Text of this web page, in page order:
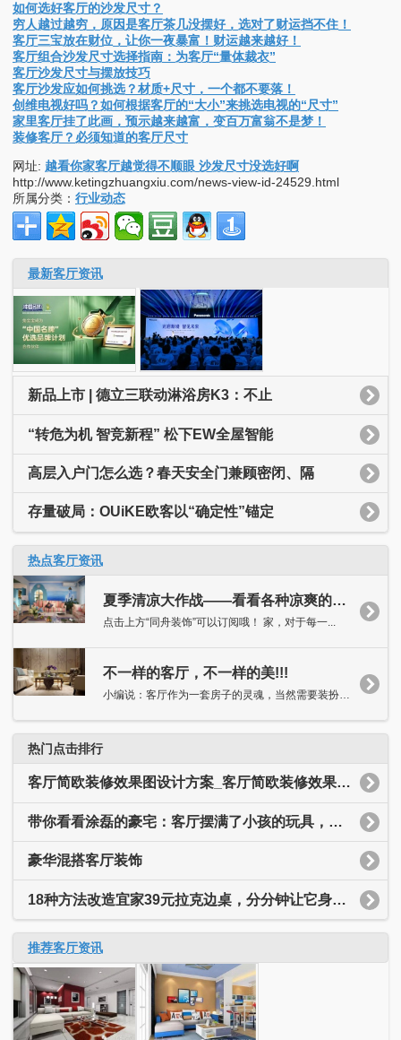
如何选好客厅的沙发尺寸？
穷人越过越穷，原因是客厅茶几没摆好，选对了财运挡不住！
客厅三宝放在财位，让你一夜暴富！财运越来越好！
客厅组合沙发尺寸选择指南：为客厅“量体裁衣”
客厅沙发尺寸与摆放技巧
客厅沙发应如何挑选？材质+尺寸，一个都不要落！
创维电视好吗？如何根据客厅的“大小”来挑选电视的“尺寸”
家里客厅挂了此画，预示越来越富，变百万富翁不是梦！
装修客厅？必须知道的客厅尺寸
网址: 越看你家客厅越觉得不顺眼 沙发尺寸没选好啊
http://www.ketingzhuangxiu.com/news-view-id-24529.html
所属分类： 行业动态
最新客厅资讯
新品上市 | 德立三联动淋浴房K3：不止
“转危为机 智竞新程” 松下EW全屋智能
高层入户门怎么选？春天安全门兼顾密闭、隔
存量破局：OUiKE欧客以“确定性”锚定
热点客厅资讯
夏季清凉大作战——看看各种凉爽的客厅吧！
点击上方“同舟装饰”可以订阅哦！ 家，对于每一...
不一样的客厅，不一样的美!!!
小编说：客厅作为一套房子的灵魂，当然需要装扮得独具特色，抑或...
热门点击排行
客厅简欧装修效果图设计方案_客厅简欧装修效果图大全
带你看看涂磊的豪宅：客厅摆满了小孩的玩具，装修简约又温馨
豪华混搭客厅装饰
18种方法改造宜家39元拉克边桌，分分钟让它身价翻十倍
推荐客厅资讯